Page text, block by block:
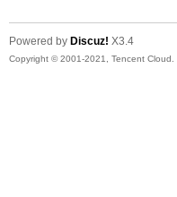
Powered by Discuz! X3.4
Copyright © 2001-2021, Tencent Cloud.